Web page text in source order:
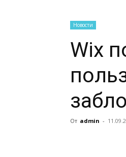
Новости
Wix
От admin -